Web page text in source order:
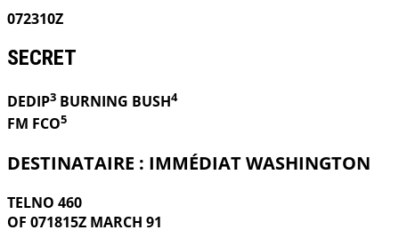
072310Z
SECRET
DEDIP3 BURNING BUSH4
FM FCO5
DESTINATAIRE : IMMÉDIAT WASHINGTON
TELNO 460
OF 071815Z MARCH 91